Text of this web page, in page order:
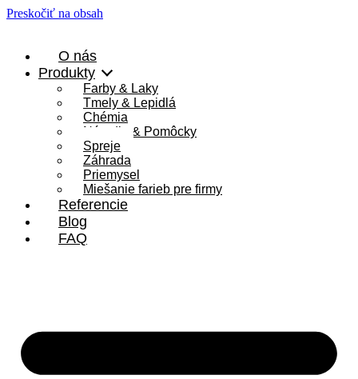
Preskočiť na obsah
O nás
Produkty
Farby & Laky
Tmely & Lepidlá
Chémia
Náradie & Pomôcky
Spreje
Záhrada
Priemysel
Miešanie farieb pre firmy
Referencie
Blog
FAQ